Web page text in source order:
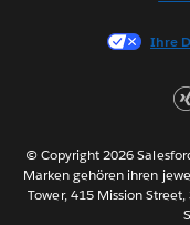
Ihre
© Copyright 2026
Marken gehören ihren
Tower, 415 Mission